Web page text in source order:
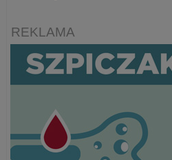
REKLAMA